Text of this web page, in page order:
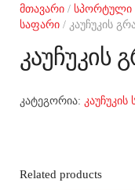
მთავარი / სპორტული
საფარი / კაუჩუკის
კაუჩუკის
კატეგორია: კაუჩუკის
Related products